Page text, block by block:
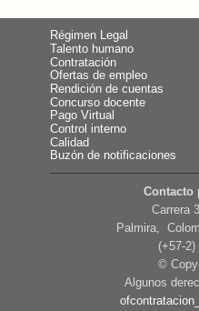
Régimen Legal
Talento humano
Contratación
Ofertas de empleo
Rendición de cuentas
Concurso docente
Pago Virtual
Control interno
Calidad
Buzón de notificaciones
Contacto
Carrera
Palmira,
(+57-
©
Algunos